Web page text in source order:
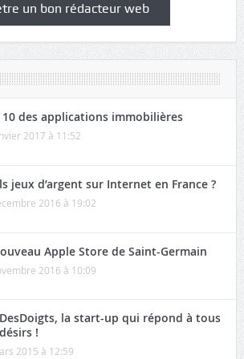
un bon rédacteur web
10 des applications immobilières
2017 à 11:52
jeux d’argent sur Internet en France ?
2016 à 19:02
Apple Store de Saint-Germain
2016 à 10:09
la start-up qui répond à tous
!
2015 à 12:59